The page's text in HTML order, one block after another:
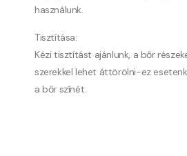
használunk.
Tisztítása:
Kézi tisztítást ajánlunk, a bőr
szerekkel lehet áttörölni-ez
a bőr színét.